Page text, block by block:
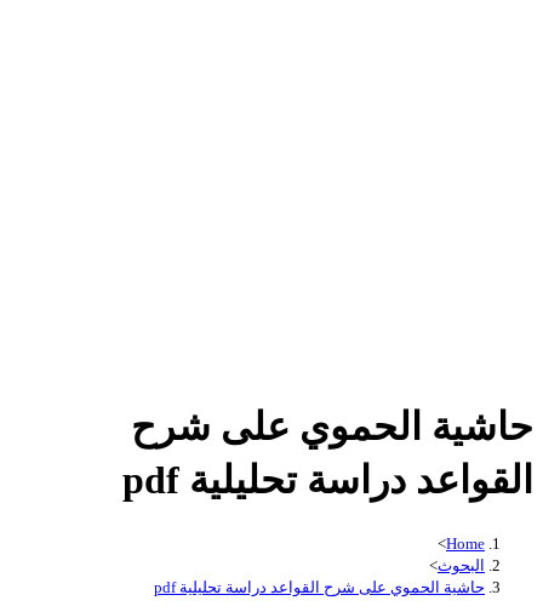
حاشية الحموي على شرح
القواعد دراسة تحليلية pdf
Home
>
البحوث>
حاشية الحموي على شرح القواعد دراسة تحليلية pdf